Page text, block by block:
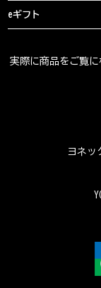
eギフト
実際に商品をご覧
ヨネッ